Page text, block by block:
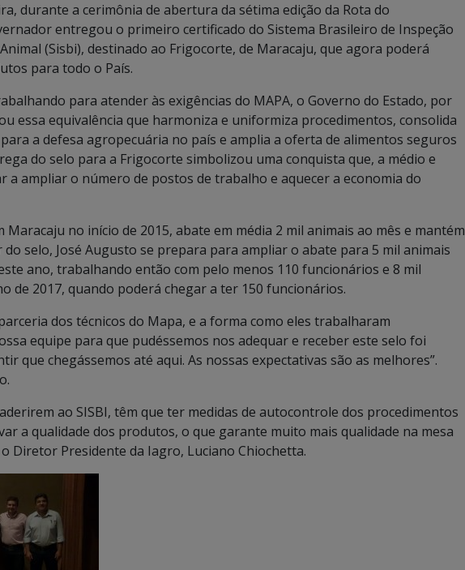
durante a cerimônia de abertura da sétima edição da Rota do
entregou o primeiro certificado do Sistema Brasileiro de Inspeção
(Sisbi), destinado ao Frigocorte, de Maracaju, que agora poderá
para todo o País.
para atender às exigências do MAPA, o Governo do Estado, por
essa equivalência que harmoniza e uniformiza procedimentos, consolida
a defesa agropecuária no país e amplia a oferta de alimentos seguros
do selo para a Frigocorte simbolizou uma conquista que, a médio e
a ampliar o número de postos de trabalho e aquecer a economia do
Maracaju no início de 2015, abate em média 2 mil animais ao mês e mantém
selo, José Augusto se prepara para ampliar o abate para 5 mil animais
ano, trabalhando então com pelo menos 110 funcionários e 8 mil
de 2017, quando poderá chegar a ter 150 funcionários.
dos técnicos do Mapa, e a forma como eles trabalharam
equipe para que pudéssemos nos adequar e receber este selo foi
que chegássemos até aqui. As nossas expectativas são as melhores”.
ao SISBI, têm que ter medidas de autocontrole dos procedimentos
a qualidade dos produtos, o que garante muito mais qualidade na mesa
Diretor Presidente da Iagro, Luciano Chiochetta.